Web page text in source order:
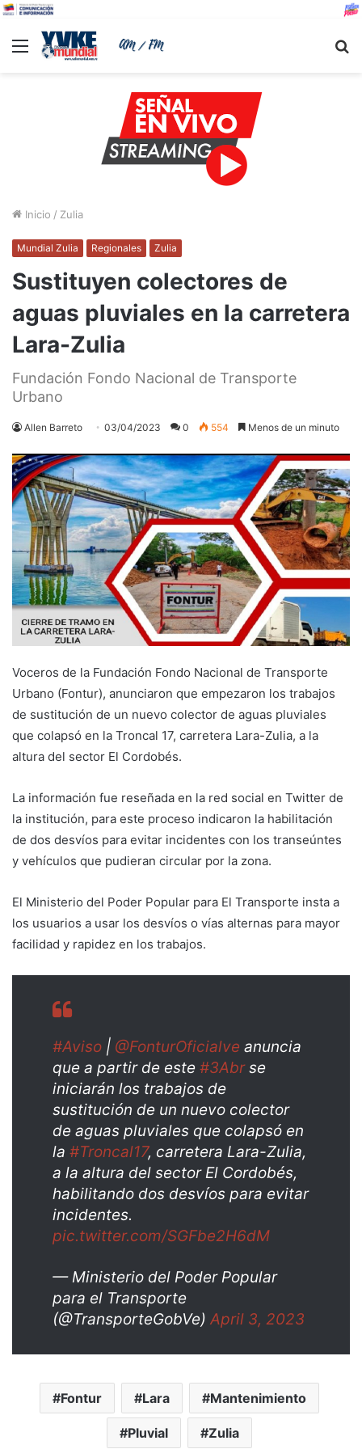
Menu
Inicio / Zulia
Mundial Zulia Regionales Zulia
Sustituyen colectores de
aguas pluviales en la carretera
Lara-Zulia
Fundación Fondo Nacional de Transporte
Urbano
Allen Barreto 03/04/2023 0 554 Menos de un minuto
Voceros de la Fundación Fondo Nacional de Transporte
Urbano (Fontur), anunciaron que empezaron los trabajos
de sustitución de un nuevo colector de aguas pluviales
que colapsó en la Troncal 17, carretera Lara-Zulia, a la
altura del sector El Cordobés.
La información fue reseñada en la red social en Twitter de
la institución, para este proceso indicaron la habilitación
de dos desvíos para evitar incidentes con los transeúntes
y vehículos que pudieran circular por la zona.
El Ministerio del Poder Popular para El Transporte insta a
los usuarios a usar los desvíos o vías alternas para mayor
facilidad y rapidez en los trabajos.
#Aviso | @FonturOficialve anuncia
que a partir de este #3Abrse
iniciarán los trabajos de
sustitución de un nuevo colector
de aguas pluviales que colapsó en
la #Troncal17, carretera Lara-Zulia,
a la altura del sector El Cordobés,
habilitando dos desvíos para evitar
incidentes.
pic.twitter.com/SGFbe2H6dM
— Ministerio del Poder Popular
para el Transporte
(@TransporteGobVe) April 3, 2023
Fontur Lara Mantenimiento
Pluvial Zulia